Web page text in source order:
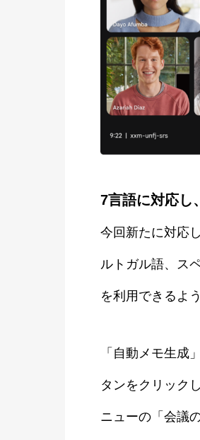
7言語に対応し
今回新たに対応
ルトガル語、ス
を利用できるよ
「自動メモ生成
タンをクリック
ニューの「会議